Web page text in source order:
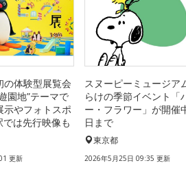
の体験型展覧会
園地”テーマで
示やフォトスポ
では先行映像も
更新
スヌーピーミュージア
らけの季節イベント「
ー・フラワー」が開催
日まで
東京都
2026年5月25日 09:35 更新